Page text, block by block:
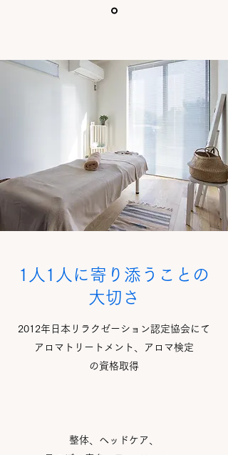
1人1人に寄り添うことの
大切さ
​2012年日本リラクゼーション認定協会にて
アロマトリートメント、アロマ検定
の資格取得
整体、ヘッドケア、